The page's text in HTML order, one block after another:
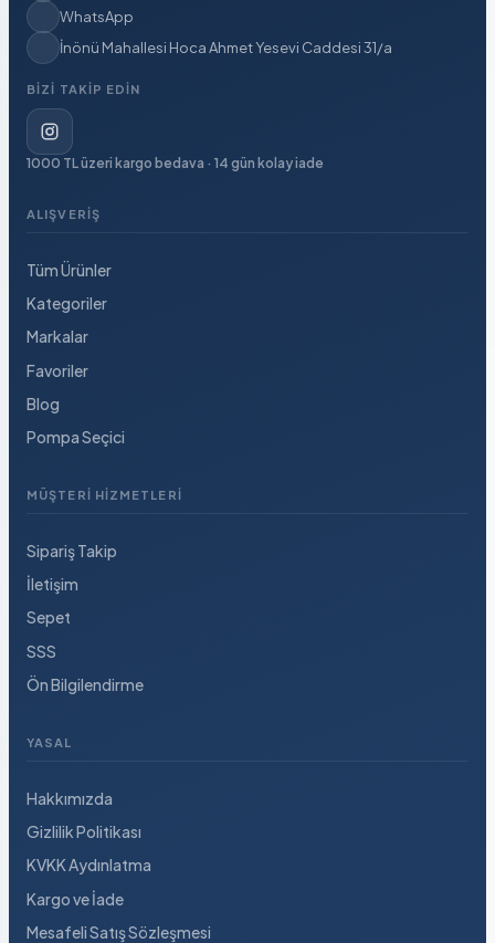
WhatsApp
İnönü Mahallesi Hoca Ahmet Yesevi Caddesi 31/a
BIZI TAKIP EDIN
1000 TL üzeri kargo bedava · 14 gün kolay iade
ALIŞVERIŞ
Tüm Ürünler
Kategoriler
Markalar
Favoriler
Blog
Pompa Seçici
MÜŞTERI HIZMETLERI
Sipariş Takip
İletişim
Sepet
SSS
Ön Bilgilendirme
YASAL
Hakkımızda
Gizlilik Politikası
KVKK Aydınlatma
Kargo ve İade
Mesafeli Satış Sözleşmesi